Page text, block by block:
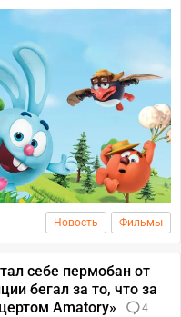
Новость Фильмы
себе пермобан от
бегал за то, что за
Amatory»
4